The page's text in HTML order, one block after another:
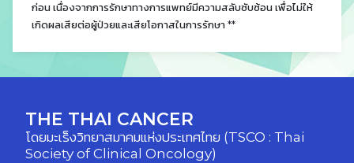
ก่อน เนื่องจากการรักษาทางการแพทย์มีความสลับซับซ้อน เพื่อไม่ให้
เกิดผลเสียต่อผู้ป่วยและเสียโอกาสในการรักษา **
THE THAI CANCER
โดยมะเร็งวิทยาสมาคมแห่งประเทศไทย (TSCO : Thai
Society of Clinical Oncology)